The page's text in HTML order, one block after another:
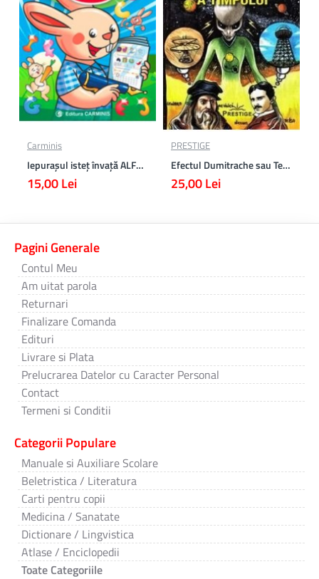
Carminis
Iepurașul isteț învață ALFABETUL
15,00 Lei
PRESTIGE
Efectul Dumitrache sau Teoria vibratorie a timpului
25,00 Lei
Pagini Generale
Contul Meu
Am uitat parola
Returnari
Finalizare Comanda
Edituri
Livrare si Plata
Prelucrarea Datelor cu Caracter Personal
Contact
Termeni si Conditii
Categorii Populare
Manuale si Auxiliare Scolare
Beletristica / Literatura
Carti pentru copii
Medicina / Sanatate
Dictionare / Lingvistica
Atlase / Enciclopedii
Toate Categoriile